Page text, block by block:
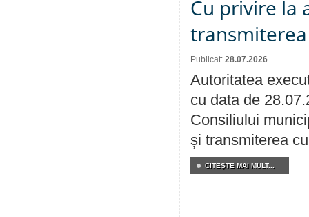
Cu privire la
Publicat: 28.07.2026
Autoritatea
cu data de
Consiliului
și transmiterea
CITEŞTE MAI MULT...